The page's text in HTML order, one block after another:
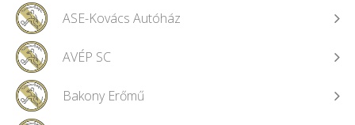
ASE-Kovács Autóház
AVÉP SC
Bakony Erőmű